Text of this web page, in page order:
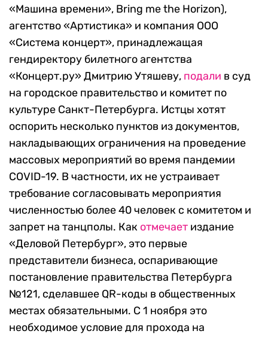
«Машина времени», Bring me the Horizon),
агентство «Артистика» и компания ООО
«Система концерт», принадлежащая
гендиректору билетного агентства
«Концерт.ру» Дмитрию Утяшеву, подали в суд
на городское правительство и комитет по
культуре Санкт-Петербурга. Истцы хотят
оспорить несколько пунктов из документов,
накладывающих ограничения на проведение
массовых мероприятий во время пандемии
COVID-19. В частности, их не устраивает
требование согласовывать мероприятия
численностью более 40 человек с комитетом и
запрет на танцполы. Как отмечает издание
«Деловой Петербург», это первые
представители бизнеса, оспаривающие
постановление правительства Петербурга
№121, сделавшее QR-коды в общественных
местах обязательными. С 1 ноября это
необходимое условие для прохода на